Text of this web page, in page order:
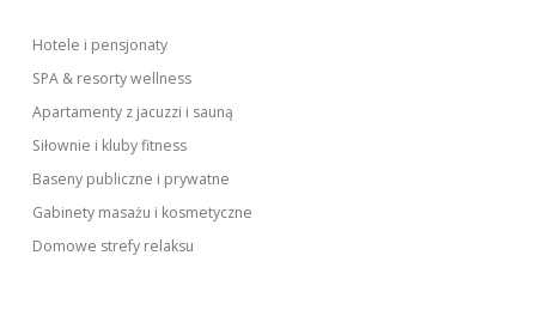
Hotele i pensjonaty
SPA & resorty wellness
Apartamenty z jacuzzi i sauną
Siłownie i kluby fitness
Baseny publiczne i prywatne
Gabinety masażu i kosmetyczne
Domowe strefy relaksu